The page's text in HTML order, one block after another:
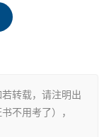
。
报考了
转载，请注明出
不用考了），